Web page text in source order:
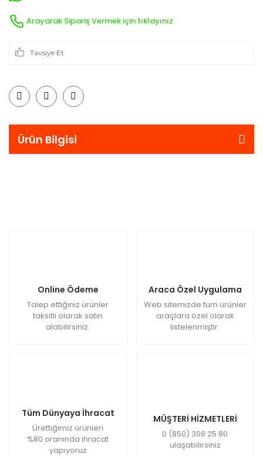
Arayarak Sipariş Vermek için tıklayınız
Tavsiye Et
Ürün Bilgisi
Online Ödeme
Talep ettiğiniz ürünler
taksitli olarak satın
alabilirsiniz.
Araca Özel Uygulama
Web sitemizde tüm ürünler
araçlara özel olarak
listelenmiştir.
Tüm Dünyaya İhracat
Ürettiğimiz ürünleri
%80 oranında ihracat
yapıyoruz
MÜŞTERİ HİZMETLERİ
0 (850) 308 25 80
ulaşabilirsiniz